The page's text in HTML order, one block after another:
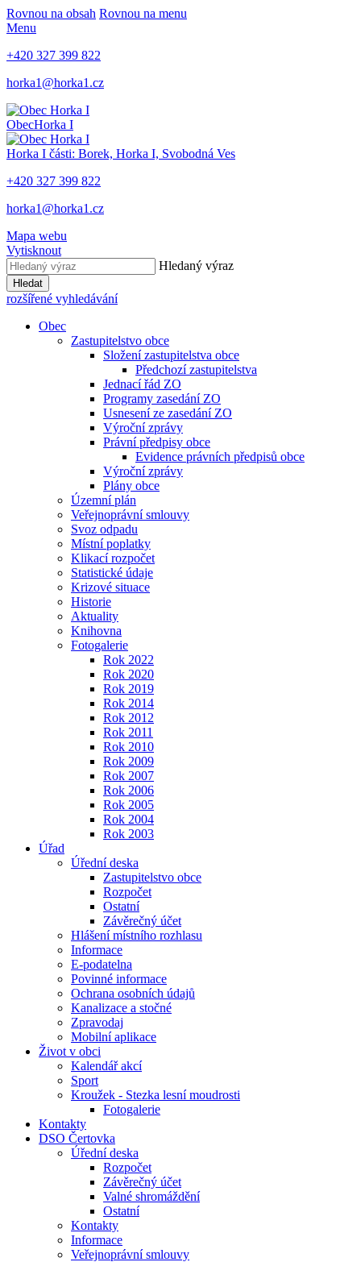
Rovnou na obsah Rovnou na menu
Menu
+420 327 399 822
horka1@horka1.cz
ObecHorka I
Horka I části: Borek, Horka I, Svobodná Ves
+420 327 399 822
horka1@horka1.cz
Mapa webu
Vytisknout
Hledaný výraz
Hledat
rozšířené vyhledávání
Obec
Zastupitelstvo obce
Složení zastupitelstva obce
Předchozí zastupitelstva
Jednací řád ZO
Programy zasedání ZO
Usnesení ze zasedání ZO
Výroční zprávy
Právní předpisy obce
Evidence právních předpisů obce
Výroční zprávy
Plány obce
Územní plán
Veřejnoprávní smlouvy
Svoz odpadu
Místní poplatky
Klikací rozpočet
Statistické údaje
Krizové situace
Historie
Aktuality
Knihovna
Fotogalerie
Rok 2022
Rok 2020
Rok 2019
Rok 2014
Rok 2012
Rok 2011
Rok 2010
Rok 2009
Rok 2007
Rok 2006
Rok 2005
Rok 2004
Rok 2003
Úřad
Úřední deska
Zastupitelstvo obce
Rozpočet
Ostatní
Závěrečný účet
Hlášení místního rozhlasu
Informace
E-podatelna
Povinné informace
Ochrana osobních údajů
Kanalizace a stočné
Zpravodaj
Mobilní aplikace
Život v obci
Kalendář akcí
Sport
Kroužek - Stezka lesní moudrosti
Fotogalerie
Kontakty
DSO Čertovka
Úřední deska
Rozpočet
Závěrečný účet
Valné shromáždění
Ostatní
Kontakty
Informace
Veřejnoprávní smlouvy